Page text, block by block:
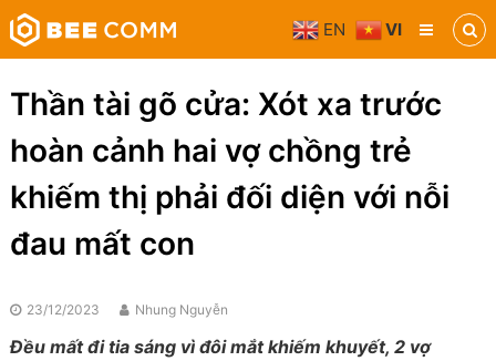
Skip
to
content
Bee
Comm
Truyền
thông
phương
tiện
Thần tài gõ cửa: Xót xa trước
hoàn cảnh hai vợ chồng trẻ
khiếm thị phải đối diện với nỗi
đau mất con
23/12/2023 Nhung Nguyễn
Đều mất đi tia sáng vì đôi mắt khiếm khuyết, 2 vợ
EN VI